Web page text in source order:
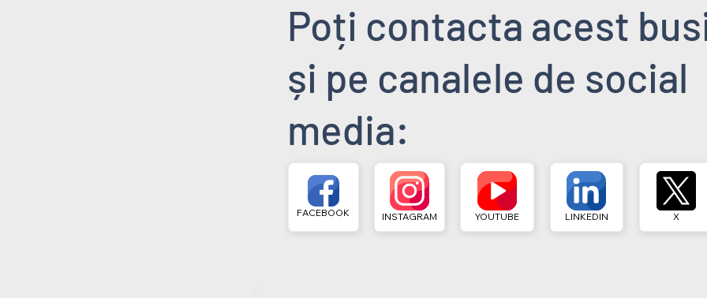
Poți contacta acest
și pe canalele de social
media:
FACEBOOK INSTAGRAM YOUTUBE LINKEDIN X